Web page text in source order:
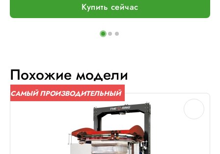
Купить сейчас
Похожие модели
САМЫЙ ПРОИЗВОДИТЕЛЬНЫЙ